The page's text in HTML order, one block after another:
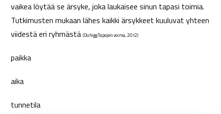
vaikea löytää se ärsyke, joka laukaisee sinun tapasi toimia.
Tutkimusten mukaan lähes kaikki ärsykkeet kuuluvat yhteen
viidestä eri ryhmästä(Duhigg:Tapojen voima, 2012)
paikka
aika
tunnetila